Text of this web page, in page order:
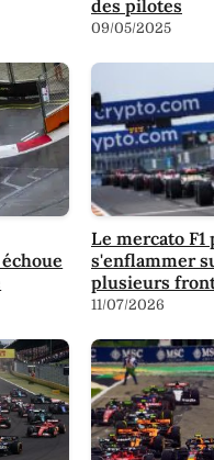
des pilotes
09/05/2025
Le mercato
s'enflammer
plusieurs
11/07/2026